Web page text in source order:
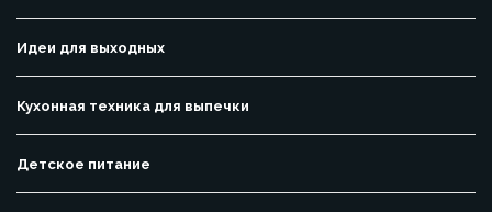
Идеи для выходных
Кухонная техника для выпечки
Детское питание